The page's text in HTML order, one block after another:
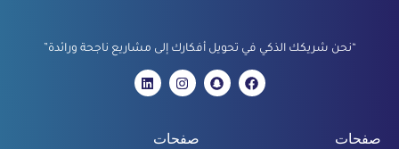
“نحن شريكك الذكي في تحويل أفكارك إلى مشاريع ناجحة ورائدة”
صفحات صفحات